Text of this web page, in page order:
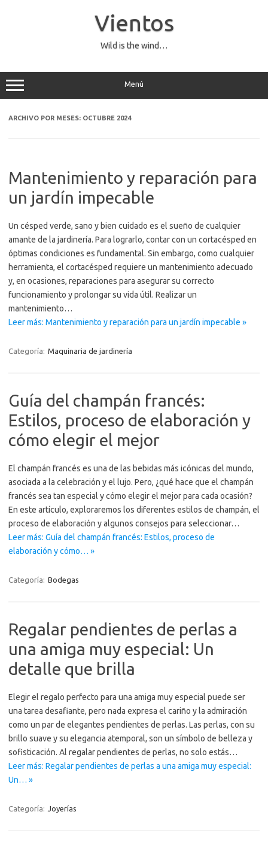
Vientos
Wild is the wind…
Menú
ARCHIVO POR MESES: OCTUBRE 2024
Mantenimiento y reparación para
un jardín impecable
Un césped verde, sano y bien cuidado es el sueño de cualquier
amante de la jardinería. Para lograrlo, contar con un cortacésped en
óptimas condiciones es fundamental. Sin embargo, como cualquier
herramienta, el cortacésped requiere un mantenimiento adecuado
y, en ocasiones, reparaciones para asegurar su correcto
funcionamiento y prolongar su vida útil. Realizar un
mantenimiento…
Leer más: Mantenimiento y reparación para un jardín impecable »
Categoría: Maquinaria de jardinería
Guía del champán francés:
Estilos, proceso de elaboración y
cómo elegir el mejor
El champán francés es una de las bebidas más icónicas del mundo,
asociada a la celebración y el lujo. Pero, ¿qué hace que el champán
francés sea tan especial y cómo elegir el mejor para cada ocasión?
En este artículo, exploraremos los diferentes estilos de champán, el
proceso de elaboración y algunos consejos para seleccionar…
Leer más: Guía del champán francés: Estilos, proceso de
elaboración y cómo… »
Categoría: Bodegas
Regalar pendientes de perlas a
una amiga muy especial: Un
detalle que brilla
Elegir el regalo perfecto para una amiga muy especial puede ser
una tarea desafiante, pero nada expresa el cariño y la admiración
como un par de elegantes pendientes de perlas. Las perlas, con su
brillo suave y su elegancia atemporal, son un símbolo de belleza y
sofisticación. Al regalar pendientes de perlas, no solo estás…
Leer más: Regalar pendientes de perlas a una amiga muy especial:
Un… »
Categoría: Joyerías